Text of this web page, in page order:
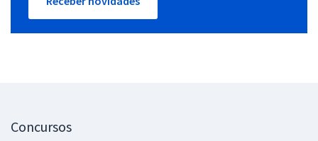
Concursos